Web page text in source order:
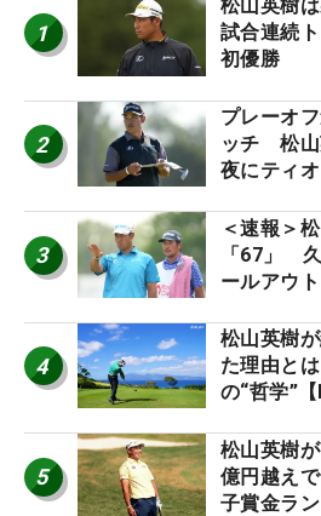
1
松山英樹
試合連続
初優勝
2
プレーオ
ッチ 松山
夜にティ
3
＜速報＞
「67」
ールアウト
4
松山英樹
た理由と
の“哲学”
5
松山英樹
億円越え
子賞金ラン